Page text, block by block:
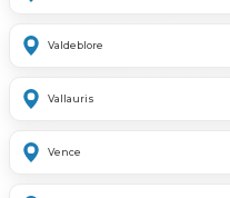
Valdeblore
Vallauris
Vence